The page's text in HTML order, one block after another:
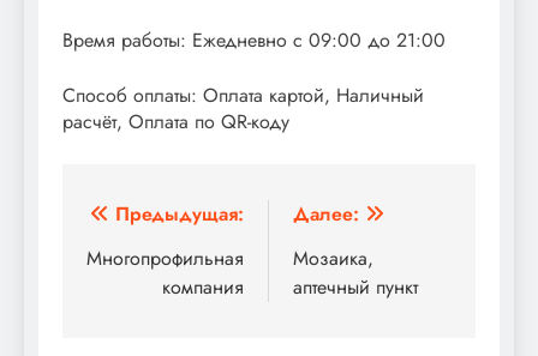
Время работы: Ежедневно с 09:00 до 21:00
Способ оплаты: Оплата картой, Наличный
расчёт, Оплата по QR-коду
Навигация
по
записям
Предыдущая:
Многопрофильная
компания
Далее:
Мозаика,
аптечный пункт